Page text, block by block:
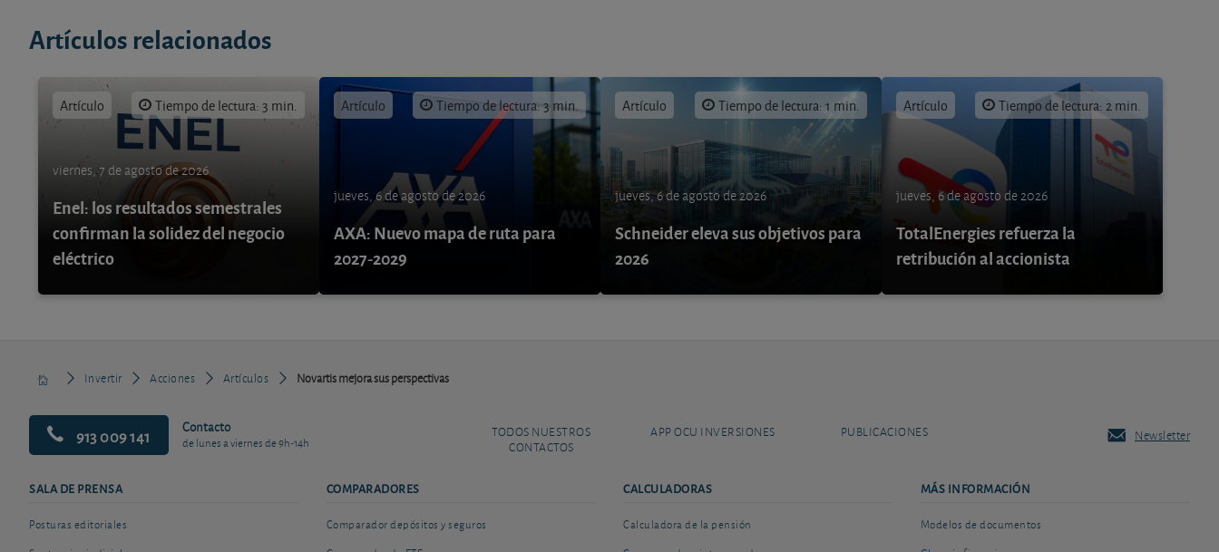
Artículos relacionados
Artículo Tiempo de lectura: 3 min.
viernes, 7 de agosto de 2026
Enel: los resultados semestrales
confirman la solidez del negocio
eléctrico
Artículo Tiempo de lectura: 3 min.
jueves, 6 de agosto de 2026
AXA: Nuevo mapa de ruta para
2027-2029
Artículo Tiempo de lectura: 1 min.
jueves, 6 de agosto de 2026
Schneider eleva sus objetivos para
2026
Artículo Tiempo de lectura: 2 min.
jueves, 6 de agosto de 2026
TotalEnergies refuerza la
retribución al accionista
Invertir Acciones Artículos Novartis mejora sus perspectivas
913 009 141 Contacto
de lunes a viernes de 9h-14h
TODOS NUESTROS
CONTACTOS
APP OCU INVERSIONES PUBLICACIONES Newsletter
SALA DE PRENSA
Posturas editoriales
COMPARADORES
Comparador depósitos y seguros
CALCULADORAS
Calculadora de la pensión
MÁS INFORMACIÓN
Modelos de documentos